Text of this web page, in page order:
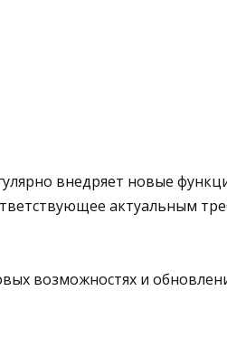
внедряет новые
актуальным
возможностях и